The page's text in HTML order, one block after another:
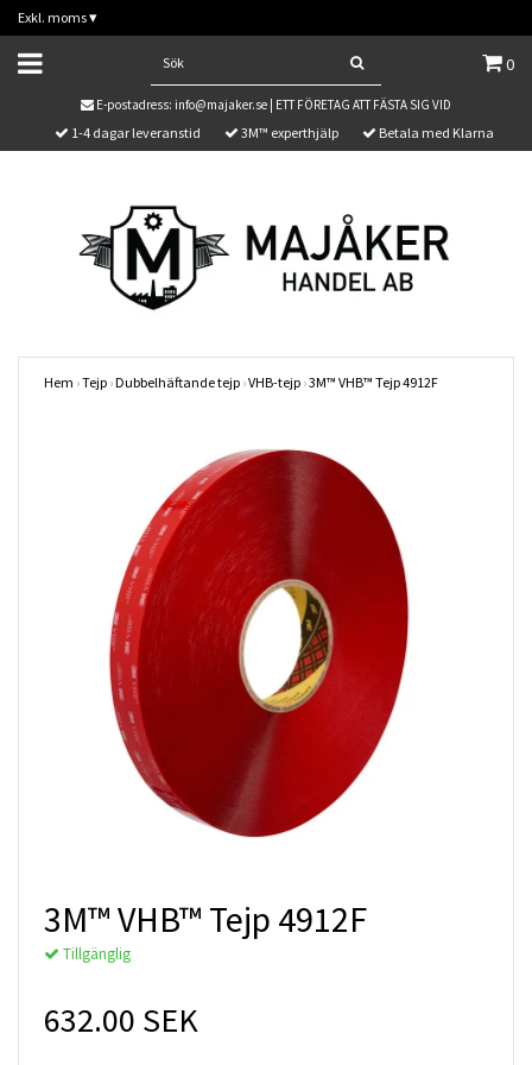
Exkl. moms▾
0
E-postadress: info@majaker.se | ETT FÖRETAG ATT FÄSTA SIG VID
1-4 dagar leveranstid 3M™ experthjälp Betala med Klarna
Hem ›Tejp ›Dubbelhäftande tejp ›VHB-tejp ›3M™ VHB™ Tejp 4912F
3M™ VHB™ Tejp 4912F
Tillgänglig
632.00 SEK